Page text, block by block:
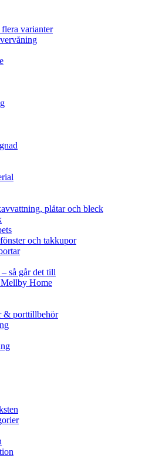
varianter
plåtar och bleck
och takkupor
så går det till
Home
& porttillbehör